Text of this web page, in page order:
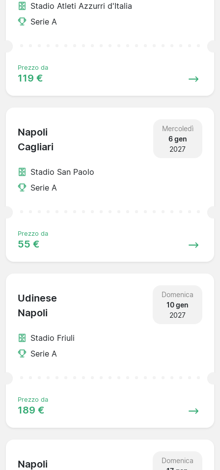
Stadio Atleti Azzurri d'Italia
Serie A
Prezzo da
119 €
Napoli
Cagliari
Mercoledì
6 gen
2027
Stadio San Paolo
Serie A
Prezzo da
55 €
Udinese
Napoli
Domenica
10 gen
2027
Stadio Friuli
Serie A
Prezzo da
189 €
Napoli
Domenica